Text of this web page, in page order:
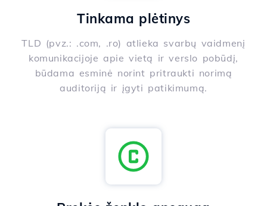
Tinkama plėtinys
TLD (pvz.: .com, .ro) atlieka svarbų vaidmenį
komunikacijoje apie vietą ir verslo pobūdį,
būdama esminė norint pritraukti norimą
auditoriją ir įgyti patikimumą.